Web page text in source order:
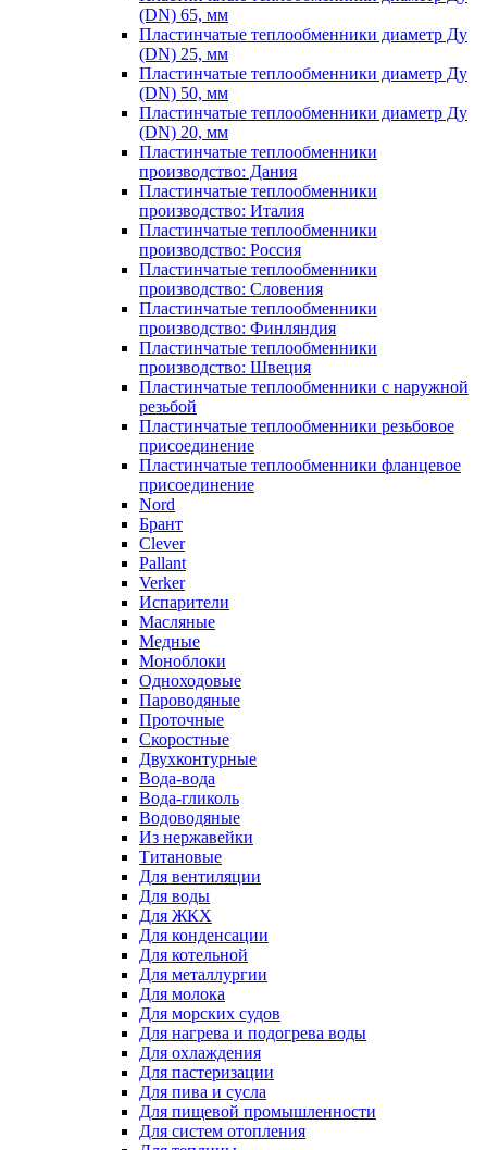
(DN) 65, мм
Пластинчатые теплообменники диаметр Ду
(DN) 25, мм
Пластинчатые теплообменники диаметр Ду
(DN) 50, мм
Пластинчатые теплообменники диаметр Ду
(DN) 20, мм
Пластинчатые теплообменники
производство: Дания
Пластинчатые теплообменники
производство: Италия
Пластинчатые теплообменники
производство: Россия
Пластинчатые теплообменники
производство: Словения
Пластинчатые теплообменники
производство: Финляндия
Пластинчатые теплообменники
производство: Швеция
Пластинчатые теплообменники с наружной
резьбой
Пластинчатые теплообменники резьбовое
присоединение
Пластинчатые теплообменники фланцевое
присоединение
Nord
Брант
Clever
Pallant
Verker
Испарители
Масляные
Медные
Моноблоки
Одноходовые
Пароводяные
Проточные
Скоростные
Двухконтурные
Вода-вода
Вода-гликоль
Водоводяные
Из нержавейки
Титановые
Для вентиляции
Для воды
Для ЖКХ
Для конденсации
Для котельной
Для металлургии
Для молока
Для морских судов
Для нагрева и подогрева воды
Для охлаждения
Для пастеризации
Для пива и сусла
Для пищевой промышленности
Для систем отопления